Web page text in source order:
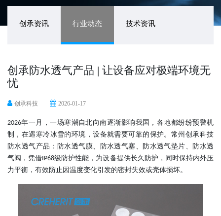
创承资讯 行业动态 技术资讯
创承防水透气产品 | 让设备应对极端环境无
忧
创承科技 2026-01-17
2026年一月，一场寒潮自北向南逐渐影响我国，各地都纷纷预警机
制，在遇寒冷冰雪的环境，设备就需要可靠的保护。 常州创承科技
防水透气产品：防水透气膜、防水透气塞、防水透气垫片、防水透
气阀 ，凭借IP68级防护性能，为设备提供长久防护，同时保持内外压
力平衡，有效防止因温度变化引发的密封失效或壳体损坏。